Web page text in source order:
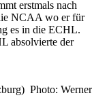
erstmals nach
NCAA wo er für
es in die ECHL.
absolvierte der
Photo: Werner